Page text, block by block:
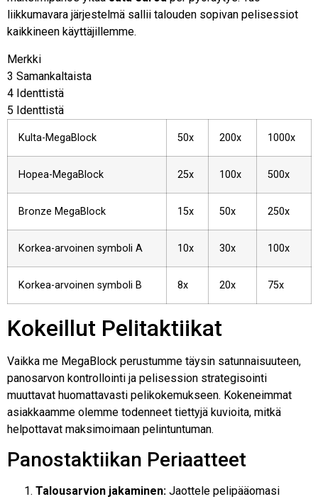
liikkumavara järjestelmä sallii talouden sopivan pelisessiot
kaikkineen käyttäjillemme.
Merkki
3 Samankaltaista
4 Identtistä
5 Identtistä
Kulta-MegaBlock 50x 200x 1000x
Hopea-MegaBlock 25x 100x 500x
Bronze MegaBlock 15x 50x 250x
Korkea-arvoinen symboli A 10x 30x 100x
Korkea-arvoinen symboli B 8x 20x 75x
Kokeillut Pelitaktiikat
Vaikka me MegaBlock perustumme täysin satunnaisuuteen,
panosarvon kontrollointi ja pelisession strategisointi
muuttavat huomattavasti pelikokemukseen. Kokeneimmat
asiakkaamme olemme todenneet tiettyjä kuvioita, mitkä
helpottavat maksimoimaan pelintuntuman.
Panostaktiikan Periaatteet
Talousarvion jakaminen: Jaottele pelipääomasi